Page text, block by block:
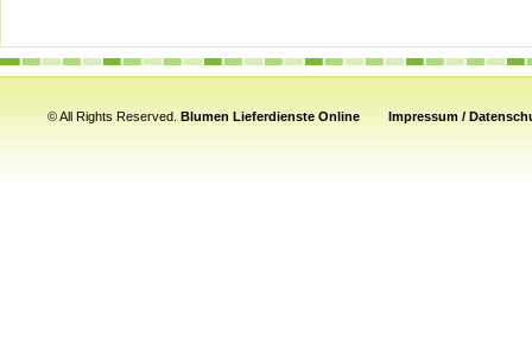
© All Rights Reserved. Blumen Lieferdienste Online Impressum /